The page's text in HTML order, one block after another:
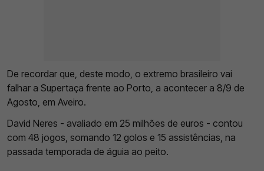
De recordar que, deste modo, o extremo brasileiro vai
falhar a Supertaça frente ao Porto, a acontecer a 8/9 de
Agosto, em Aveiro.
David Neres - avaliado em 25 milhões de euros - contou
com 48 jogos, somando 12 golos e 15 assistências, na
passada temporada de águia ao peito.